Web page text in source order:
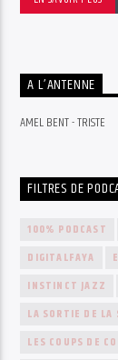
A L’ANTENNE
AMEL BENT - TRISTE
FILTRES DE
100% PODCAST
DIGITALFAYA
INSTINCT JAZZ
LA SORTIE DE LA
LES COUPS DE